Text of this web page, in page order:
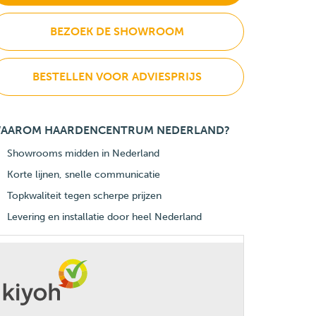
BEZOEK DE SHOWROOM
BESTELLEN VOOR ADVIESPRIJS
HAARDENCENTRUM NEDERLAND?
Showrooms midden in Nederland
Korte lijnen, snelle communicatie
Topkwaliteit tegen scherpe prijzen
Levering en installatie door heel Nederland